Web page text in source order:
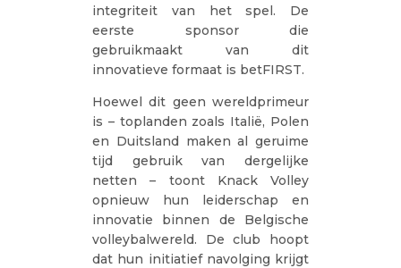
integriteit van het spel. De
eerste sponsor die
gebruikmaakt van dit
innovatieve formaat is betFIRST.
Hoewel dit geen wereldprimeur
is – toplanden zoals Italië, Polen
en Duitsland maken al geruime
tijd gebruik van dergelijke
netten – toont Knack Volley
opnieuw hun leiderschap en
innovatie binnen de Belgische
volleybalwereld. De club hoopt
dat hun initiatief navolging krijgt